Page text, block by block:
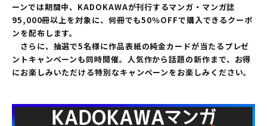
ーンでは期間中、KADOKAWAが刊行するマンガ・マンガ誌
95,000冊以上を対象に、何冊でも50％OFFで購入できるクーポ
ンを配布します。
さらに、抽選で5名様に作品表紙の純金カードが当たるプレゼ
ントキャンペーンも同時開催。人気作から話題の新作まで、お得
にお楽しみいただける特別なキャンペーンをお楽しみください。